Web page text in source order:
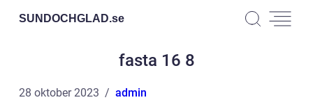
SUNDOCHGLAD.se
fasta 16 8
28 oktober 2023 admin